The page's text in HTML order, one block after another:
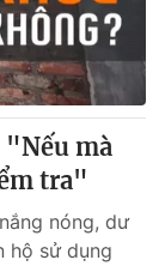
"Nếu mà
tra"
nóng, dư
hộ sử dụng